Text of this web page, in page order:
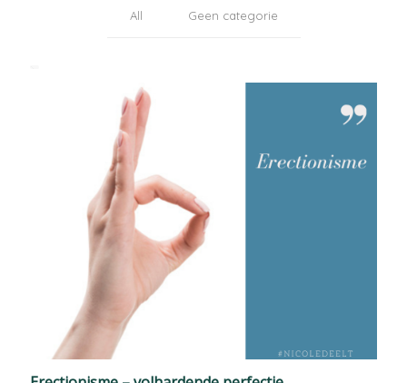
All Geen categorie